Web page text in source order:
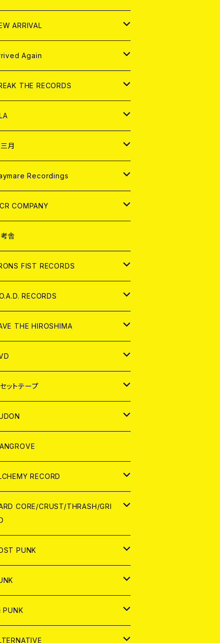
ZINE
ログ
レル
CONTENTS
ARRIVAL
ログ
Again
ログ
THE RECORDS
レル
月
Recordings
COMPANY
レル
舎
FIST RECORDS
RECORDS
THE HIROSHIMA
レル
ットテープ
レル
ログ
CONTENTS
RECORD
CORE/CRUST/THRASH/GRI
PUNK
PUNK